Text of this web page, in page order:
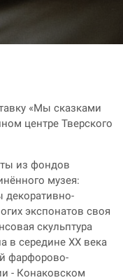
«Мы сказками
центре Тверского
из фондов
музея:
декоративно-
экспонатов своя
скульптура
в середине XX века
фарфорово-
- Конаковском